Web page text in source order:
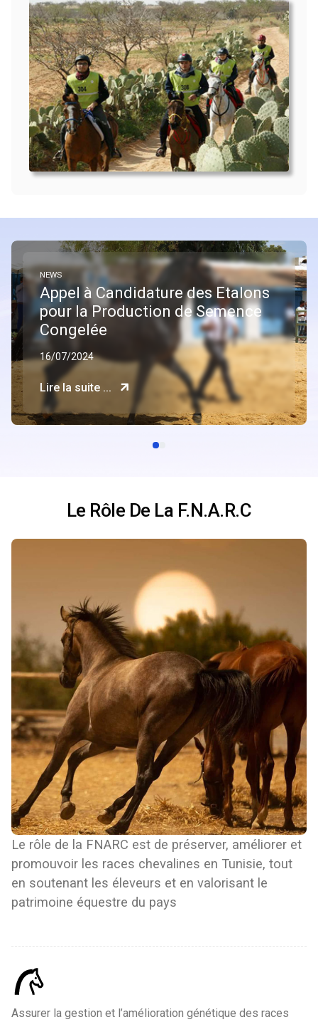
NEWS
Appel à Candidature des Etalons
pour la Production de Semence
Congelée
16/07/2024
Lire la suite ...
Le Rôle De La F.N.A.R.C
Le rôle de la FNARC est de préserver, améliorer et
promouvoir les races chevalines en Tunisie, tout
en soutenant les éleveurs et en valorisant le
patrimoine équestre du pays
Assurer la gestion et l’amélioration génétique des races